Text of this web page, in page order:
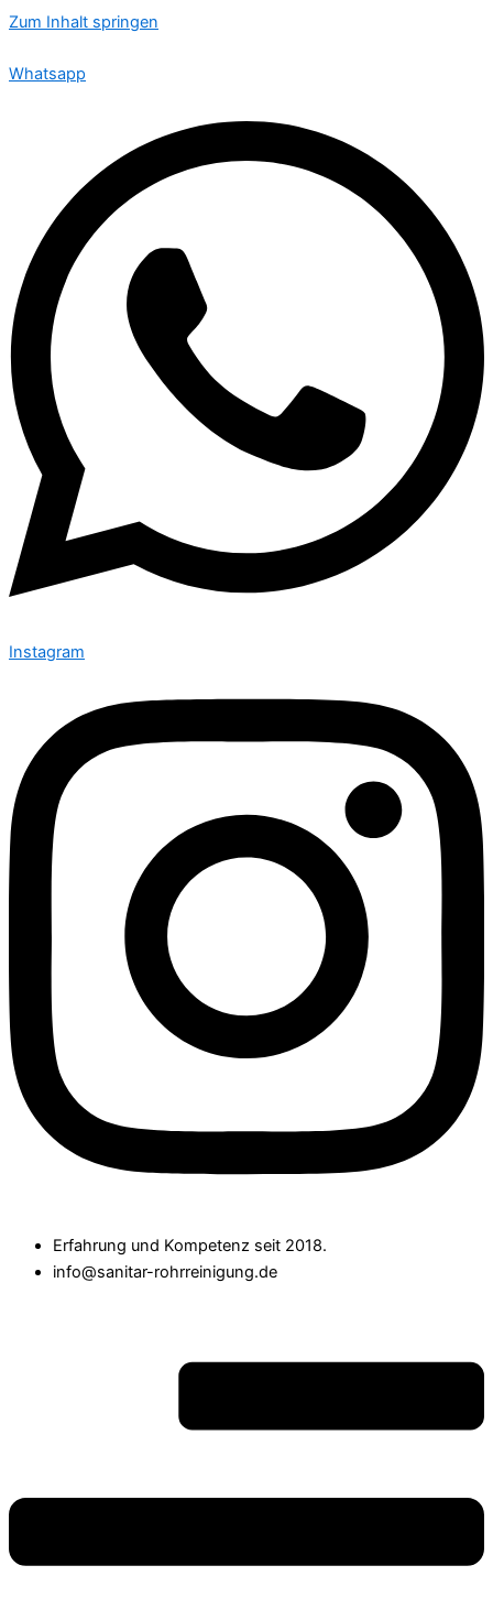
Zum Inhalt springen
Whatsapp
Instagram
Erfahrung und Kompetenz seit 2018.
info@sanitar-rohrreinigung.de